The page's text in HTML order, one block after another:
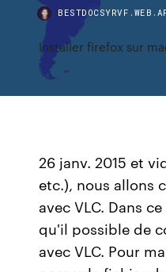
Installer firefox sur
26 janv. 2015 et
etc.), nous allons
avec VLC. Dans
qu'il possible de
avec VLC. Pour